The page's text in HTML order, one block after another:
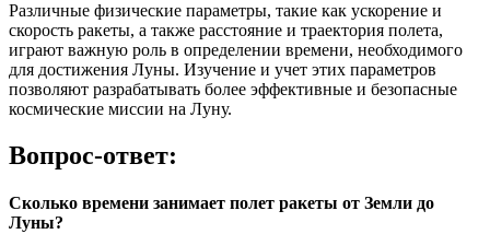
Различные физические параметры, такие как ускорение и
скорость ракеты, а также расстояние и траектория полета,
играют важную роль в определении времени, необходимого
для достижения Луны. Изучение и учет этих параметров
позволяют разрабатывать более эффективные и безопасные
космические миссии на Луну.
Вопрос-ответ:
Сколько времени занимает полет ракеты от Земли до
Луны?